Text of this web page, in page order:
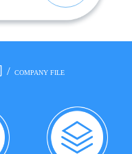
/ COMPANY FILE